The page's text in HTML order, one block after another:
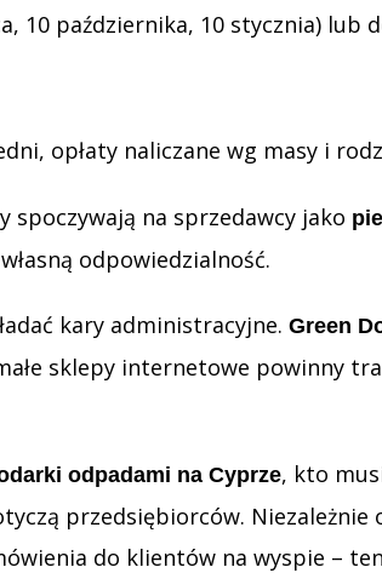
października, 10 stycznia) lub
opłaty naliczane wg masy i
spoczywają na sprzedawcy jako
odpowiedzialność.
kary administracyjne. Green
sklepy internetowe powinny
odpadami na Cyprze, kto
przedsiębiorców. Niezależnie
do klientów na wyspie –